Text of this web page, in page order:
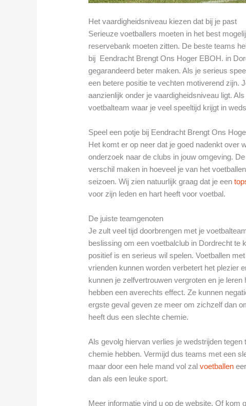
Het vaardigheidsniveau kiezen dat bij je past
Serieuze voetballers moeten in het best
reservebank moeten zitten. De beste teams
bij Eendracht Brengt Ons Hoger EBOH. in
gegarandeerd beter maken. Als je serieus
een betere positie te vechten motiverend zijn.
aanzienlijk onder je vaardigheidsniveau ligt.
voetbalteam waar je veel speeltijd krijgt in
Speel een potje bij Eendracht Brengt Ons
Het komt er op neer dat je goed nadenkt over
onderzoek naar de clubs in jouw omgeving.
verschil maken in hoeveel je van het
seizoen. Wij zien natuurlijk graag dat je een
voor zijn leden en hart heeft voor voetbal.
De juiste teamgenoten
Je zult veel tijd doorbrengen met je
beslissing om een voetbalclub in Dordrecht te
positief is en serieus wil spelen. Voetballen
vrienden kunnen worden verbetert het plezier
kunnen je zelfvertrouwen vergroten en je
hebben een averechts effect. Ze kunnen
ergste geval geven ze meer om zichzelf dan
heeft dus een slechte chemie.
Als gevolg hiervan verlies je wedstrijden
chemie hebben. Vermijd dus teams met een
maar door een hele mand vol zalvoetballen
dan als een leuke sport.
Meer informatie vind u op de website. Of kom